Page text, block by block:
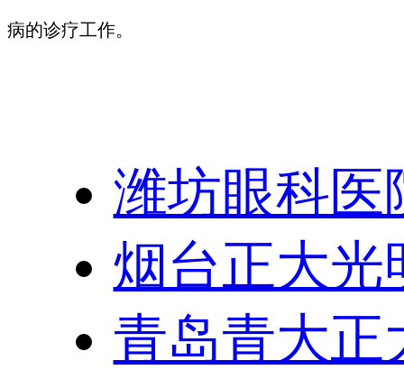
病的诊疗工作。
潍坊眼科医
烟台正大光
青岛青大